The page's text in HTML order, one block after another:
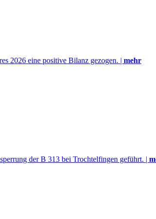
2026 eine positive Bilanz gezogen. | mehr
der B 313 bei Trochtelfingen geführt. |